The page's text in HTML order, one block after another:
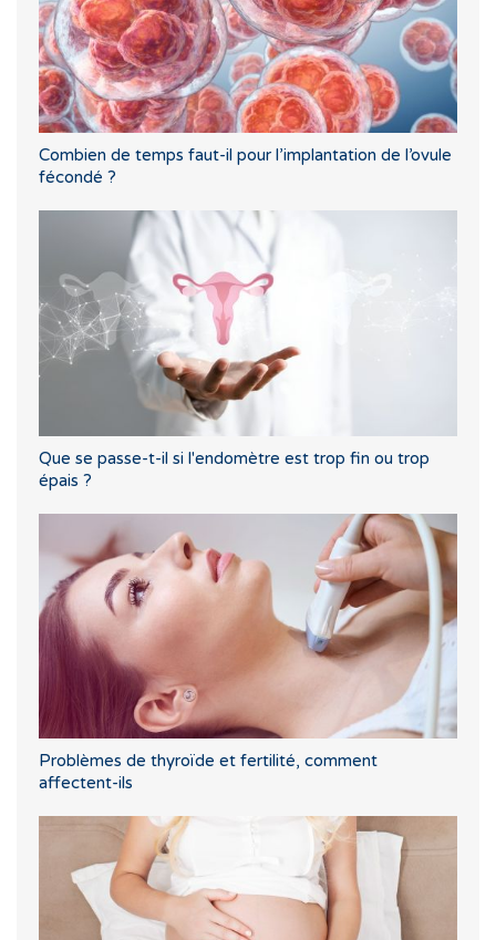
Combien de temps faut-il pour l’implantation de l’ovule
fécondé ?
Que se passe-t-il si l'endomètre est trop fin ou trop
épais ?
Problèmes de thyroïde et fertilité, comment
affectent-ils